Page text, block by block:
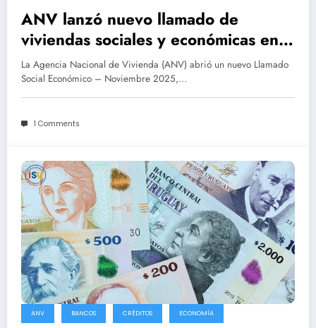
ANV lanzó nuevo llamado de
viviendas sociales y económicas en
Montevideo – No importa Clearing
La Agencia Nacional de Vivienda (ANV) abrió un nuevo Llamado
Social Económico – Noviembre 2025,…
1 Comments
ANV BANCOS CRÉDITOS ECONOMÍA